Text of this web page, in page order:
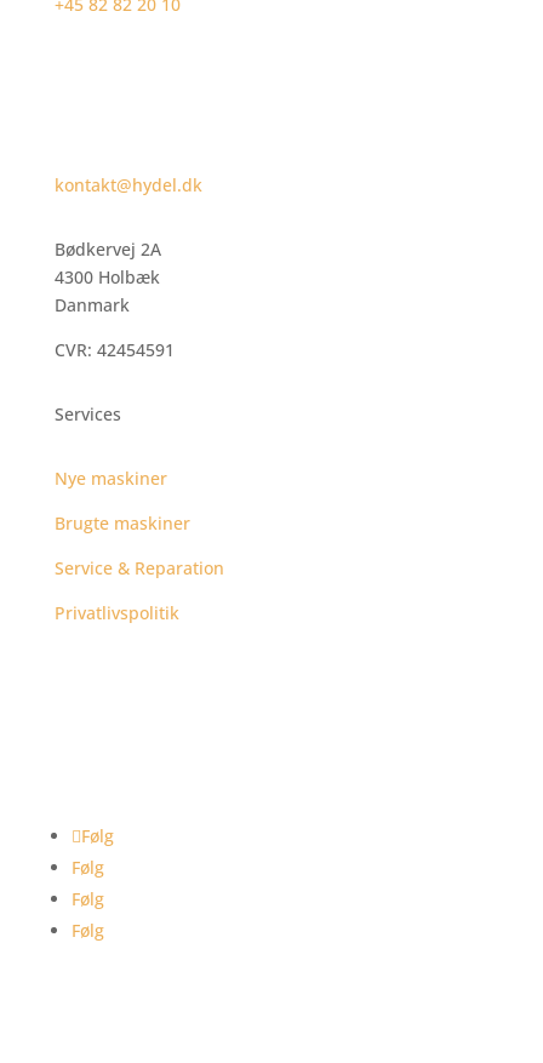
kontakt@hydel.dk
Bødkervej 2A
4300 Holbæk
Danmark
CVR: 42454591
Services
Nye maskiner
Brugte maskiner
Service & Reparation
Privatlivspolitik
Følg
Følg
Følg
Følg